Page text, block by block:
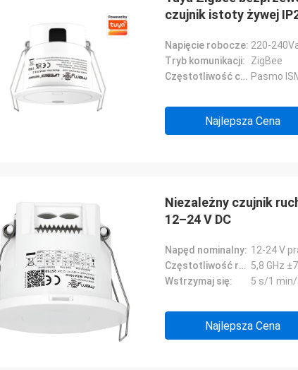
czujnik istoty żywej
Napięcie robocze: 220-
Tryb komunikacji:
ZigBee
Częstotliwość czujnika MW: Pasmo
Najlepsza Cena
Niezależny czujnik
12–24 V DC
Napęd nominalny: 12-24 V
Częstotliwość robocza: 5,8 GHz
Wstrzymaj się:
5 s/1
Najlepsza Cena